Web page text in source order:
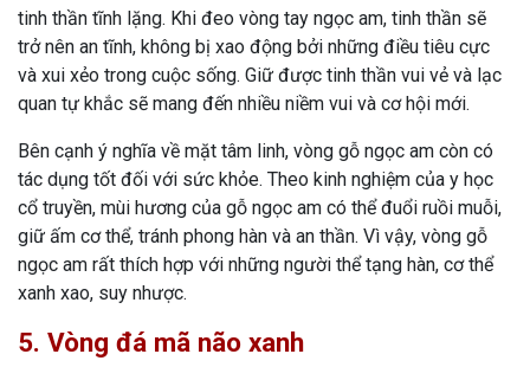
tinh thần tĩnh lặng. Khi đeo vòng tay ngọc am, tinh thần sẽ
trở nên an tĩnh, không bị xao động bởi những điều tiêu cực
và xui xẻo trong cuộc sống. Giữ được tinh thần vui vẻ và lạc
quan tự khắc sẽ mang đến nhiều niềm vui và cơ hội mới.
Bên cạnh ý nghĩa về mặt tâm linh, vòng gỗ ngọc am còn có
tác dụng tốt đối với sức khỏe. Theo kinh nghiệm của y học
cổ truyền, mùi hương của gỗ ngọc am có thể đuổi ruồi muỗi,
giữ ấm cơ thể, tránh phong hàn và an thần. Vì vậy, vòng gỗ
ngọc am rất thích hợp với những người thể tạng hàn, cơ thể
xanh xao, suy nhược.
5. Vòng đá mã não xanh